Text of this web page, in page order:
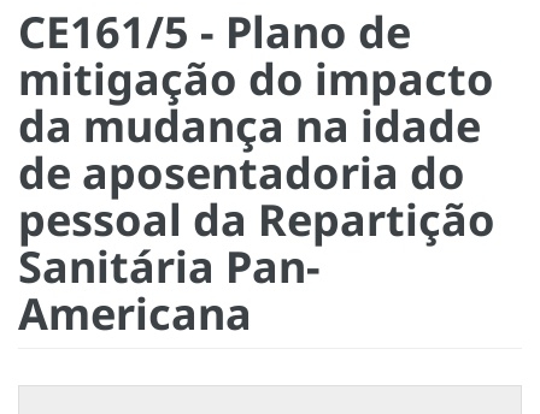
CE161/5 - Plano de
mitigação do impacto
da mudança na idade
de aposentadoria do
pessoal da Repartição
Sanitária Pan-
Americana